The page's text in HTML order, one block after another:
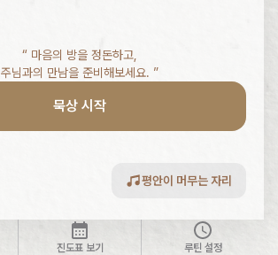
“ 마음의 방을 정돈하고,
주님과의 만남을 준비해보세요. ”
묵상 시작
평안이 머무는 자리
진도표 보기 루틴 설정